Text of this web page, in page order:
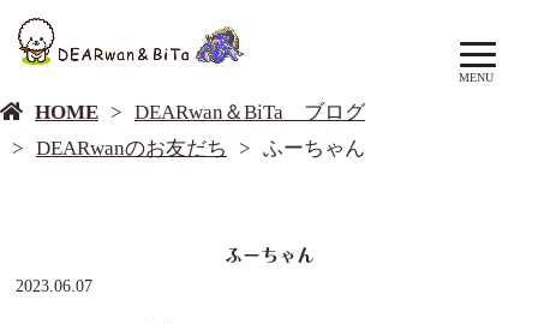
MENU
HOME
DEARwan＆BiTa ブログ
DEARwanのお友だち
ふーちゃん
ふーちゃん
2023.06.07